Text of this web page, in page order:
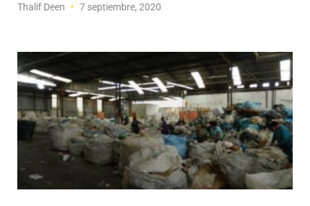
Thalif Deen 7 septiembre, 2020